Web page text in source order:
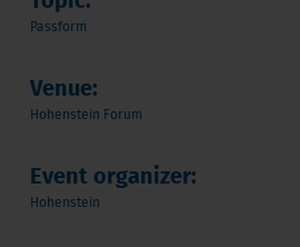
Passform
Venue:
Hohenstein Forum
Event organizer:
Hohenstein